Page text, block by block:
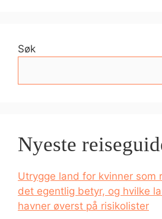
Søk
Nyeste
Utrygge land for kvinner som
det egentlig betyr, og hvilke
havner øverst på risikolister